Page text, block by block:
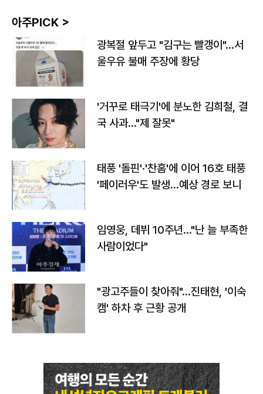
아주PICK >
광복절 앞두고 "김구는 빨갱이"…서
울우유 불매 주장에 황당
'거꾸로 태극기'에 분노한 김희철, 결
국 사과…"제 잘못"
태풍 '돌핀'·'찬홈'에 이어 16호 태풍
'페이러우'도 발생…예상 경로 보니
임영웅, 데뷔 10주년…"난 늘 부족한
사람이었다"
"광고주들이 찾아줘"…진태현, '이숙
캠' 하차 후 근황 공개